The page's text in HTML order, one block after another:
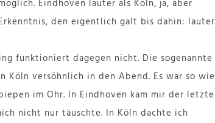
Eindhoven lauter als Köln, ja, aber
den eigentlich galt bis dahin: lauter
funktioniert dagegen nicht. Die sogenannte
Köln versöhnlich in den Abend. Es war so wie
im Ohr. In Eindhoven kam mir der letzte
nicht nur täuschte. In Köln dachte ich